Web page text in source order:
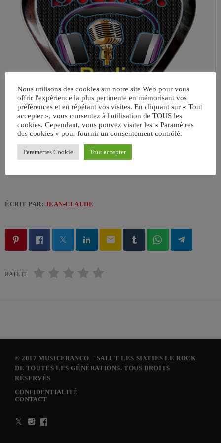
ÉCRIT PAR: JEAN-CLAUDE
email
RATE IT
© 2017 MUSICFRANCO – SALUT LES SIXTIES LE ROCK
DE TOUTES LES GÉNÉRATIONS. TOUS DROITS
RÉSERVÉS
CONFIDENTIALITÉ
CONTACT
Nous utilisons des cookies sur notre site Web pour vous
offrir l'expérience la plus pertinente en mémorisant vos
préférences et en répétant vos visites. En cliquant sur « Tout
accepter », vous consentez à l'utilisation de TOUS les
cookies. Cependant, vous pouvez visiter les « Paramètres
des cookies » pour fournir un consentement contrôlé.
Paramètres Cookie Tout accepter